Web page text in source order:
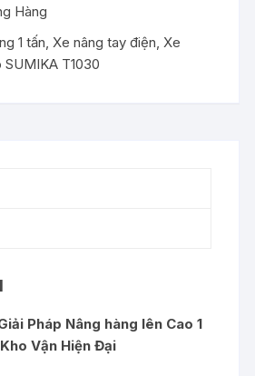
Hàng
1 tấn,Xe nâng tay điện,Xe
T1030
Pháp Nâng hàng lên Cao 1
Vận Hiện Đại